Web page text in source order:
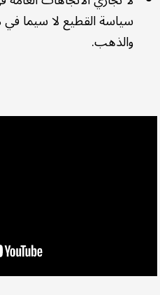
سياسة القطيع لا سيما في
والذهب.